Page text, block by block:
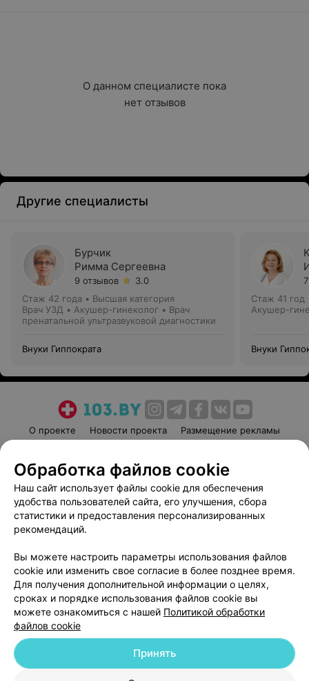
О данном специалисте пока
нет отзывов
Другие специалисты
Бурчик
Римма Сергеевна
9 отзывов
3.0
Стаж 42 года • Высшая категория
Врач УЗД • Акушер-гинеколог • Врач
пренатальной ультразвуковой диагностики
Внуки Гиппократа
Стаж 41 год
Акушер-
Внуки
О проекте Новости проекта
Размещение рекламы
Пользовательское соглашение
Способы оплаты
Вакансии
Партнеры
Написать руководителю 103.by
Обработка персональных данных
© 2026 ООО «Артокс Лаб», УНП 191700409
| 220012, Республика Беларусь,
Обработка файлов cookie
Наш сайт использует файлы cookie для обеспечения
удобства пользователей сайта, его улучшения, сбора
статистики и предоставления персонализированных
рекомендаций.
Вы можете настроить параметры использования файлов
cookie или изменить свое согласие в более позднее время.
Для получения дополнительной информации о целях,
сроках и порядке использования файлов cookie вы
можете ознакомиться с нашей Политикой обработки
файлов cookie
Принять